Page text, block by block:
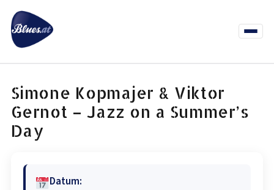
Inhalt
springen
Menü
Simone Kopmajer & Viktor
Gernot – Jazz on a Summer’s
Day
Datum: